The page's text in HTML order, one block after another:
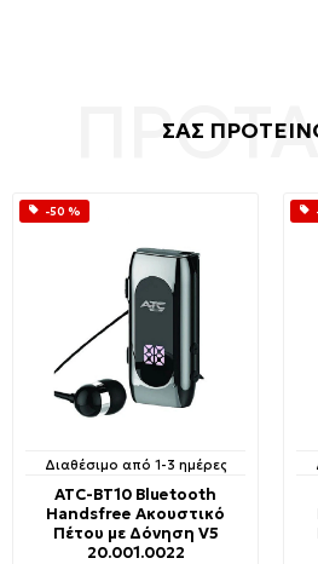
ΣΑΣ
-50 %
Διαθέσιμο από 1-3 ημέρες
ATC-BT10 Bluetooth
Handsfree Ακουστικό
Πέτου με Δόνηση V5
20.001.0022